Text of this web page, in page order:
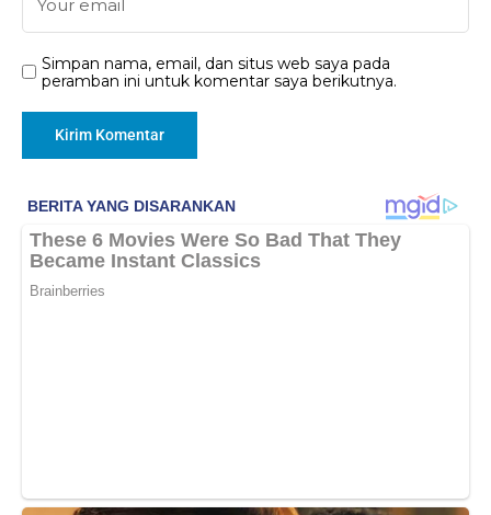
Simpan nama, email, dan situs web saya pada
peramban ini untuk komentar saya berikutnya.